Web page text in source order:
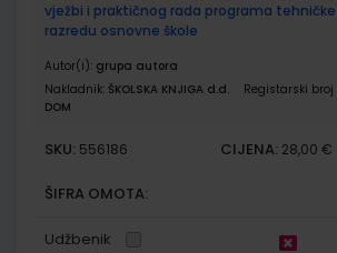
vježbi i praktičnog rada programa
razredu osnovne škole
Autor(i): grupa autora
Nakladnik: ŠKOLSKA KNJIGA d.d. Registarski
DOM
SKU: 556186 CIJENA: 28,00 €
ŠIFRA OMOTA:
Udžbenik